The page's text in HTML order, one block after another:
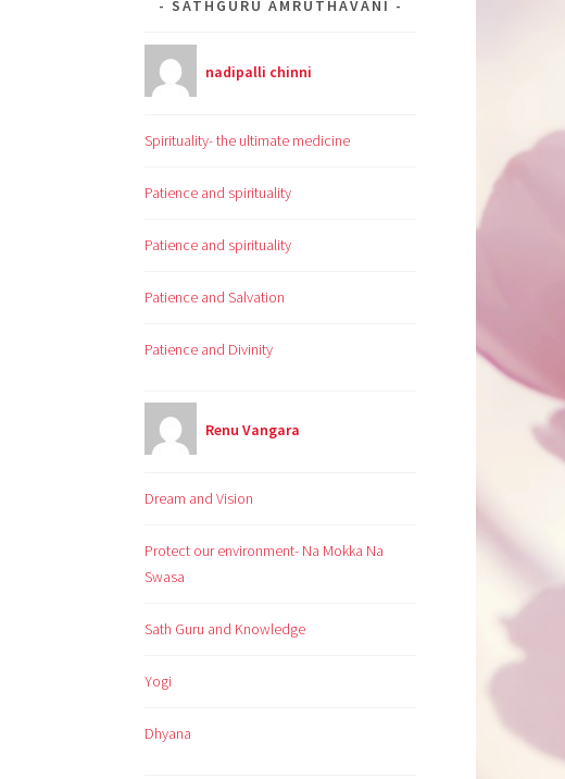
SATHGURU AMRUTHAVANI
nadipalli chinni
Spirituality- the ultimate medicine
Patience and spirituality
Patience and spirituality
Patience and Salvation
Patience and Divinity
Renu Vangara
Dream and Vision
Protect our environment- Na Mokka Na
Swasa
Sath Guru and Knowledge
Yogi
Dhyana